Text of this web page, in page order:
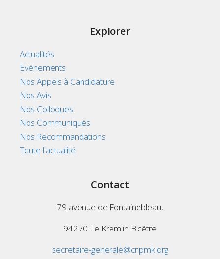
Explorer
Actualités
Evénements
Nos Appels à Candidature
Nos Avis
Nos Colloques
Nos Communiqués
Nos Recommandations
Toute l'actualité
Contact
79 avenue de Fontainebleau,
94270 Le Kremlin Bicêtre
secretaire-generale@cnpmk.org